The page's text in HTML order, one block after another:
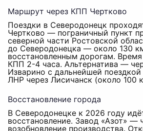
Маршрут через КПП Чертково
Поездки в Северодонецк
Чертково — пограничный пункт
северной части Ростовской
до Северодонецка — около 130
восстановленным дорогам.
КПП 2-4 часа. Альтернатива —
Изварино с дальнейшей
ЛНР через Лисичанск (около 100
Восстановление города
В Северодонецке к 2026 году
восстановление. Завод «Азот» —
возобновление производства.